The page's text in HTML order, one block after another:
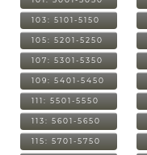
103: 5101-5150
105: 5201-5250
107: 5301-5350
109: 5401-5450
111: 5501-5550
113: 5601-5650
115: 5701-5750